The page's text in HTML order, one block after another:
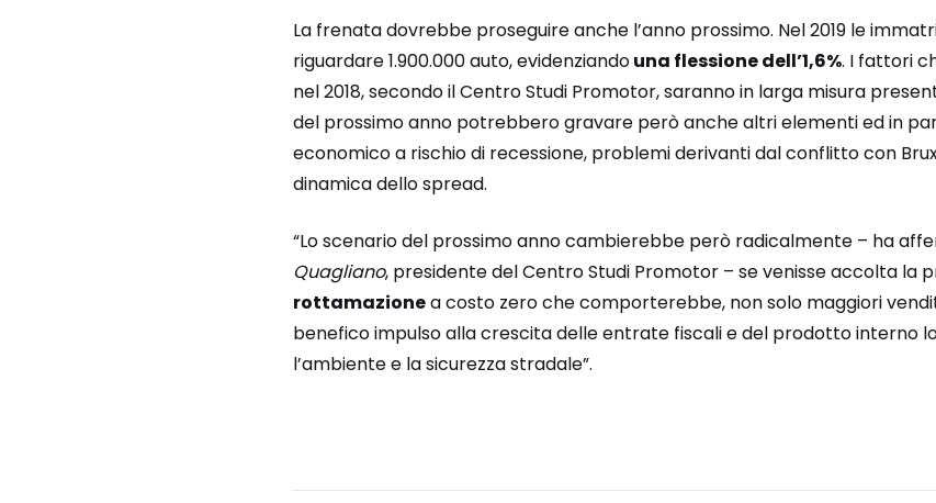
La frenata dovrebbe proseguire anche l’anno prossimo. Nel 2019 le
riguardare 1.900.000 auto, evidenziandouna flessione dell’1,6%. I fattori
nel 2018, secondo il Centro Studi Promotor, saranno in larga misura
del prossimo anno potrebbero gravare però anche altri elementi ed in
economico a rischio di recessione, problemi derivanti dal conflitto con
dinamica dello spread.
“Lo scenario del prossimo anno cambierebbe però radicalmente – ha
Quagliano, presidente del Centro Studi Promotor – se venisse accolta la
rottamazionea costo zero che comporterebbe, non solo maggiori
benefico impulso alla crescita delle entrate fiscali e del prodotto interno
l’ambiente e la sicurezza stradale”.